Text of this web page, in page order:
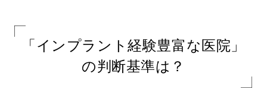
「インプラント経験豊富な医院」
の判断基準は？